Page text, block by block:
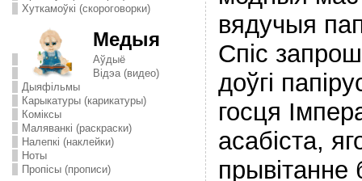
Хуткамоўкі (скороговорки)
Медыя
Аўдыё
Відэа (видео)
Дыяфільмы
Карыкатуры (карикатуры)
Комiксы
Маляванкі (раскраски)
Налепкі (наклейки)
Ноты
Пропісы (прописи)
вядучыя
Спіс
доўгі
госця
асабіста,